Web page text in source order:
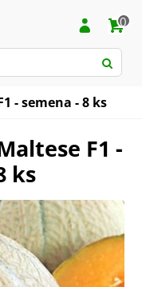
0
- semena - 8 ks
F1 -
ks